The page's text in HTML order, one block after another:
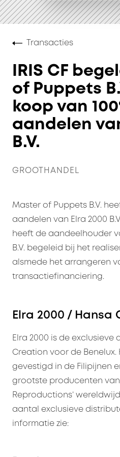
Transacties
IRIS CF
of Puppets
koop van
aandelen
B.V.
GROOTHANDEL
Master of Puppets B.V.
aandelen van Elra 2000
heeft de aandeelhouder
B.V. begeleid bij het
alsmede het arrangeren
transactiefinanciering.
Elra 2000 / Hansa
Elra 2000 is de exclusieve
Creation voor de Benelux.
gevestigd in de Filipijnen
grootste producenten van
Reproductions’
aantal exclusieve
informatie zie: